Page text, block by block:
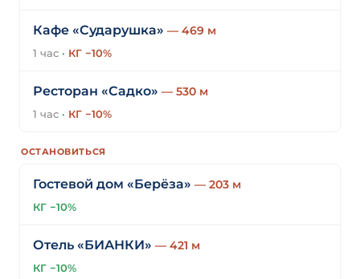
Кафе «Сударушка» — 469 м
1 час · КГ −10%
Ресторан «Садко» — 530 м
1 час · КГ −10%
ОСТАНОВИТЬСЯ
Гостевой дом «Берёза» — 203 м
КГ −10%
Отель «БИАНКИ» — 421 м
КГ −10%